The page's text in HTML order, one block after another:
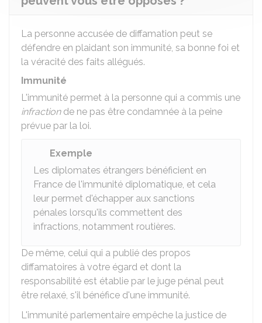
La personne accusée de diffamation peut se
défendre en plaidant son immunité, sa bonne foi et
la véracité des faits allégués.
Immunité
L'immunité permet à la personne qui a commis une
infractionde ne pas être condamnée à la peine
prévue par la loi.
Exemple
Les diplomates étrangers bénéficient en
France de l'immunité diplomatique, et cela
leur permet d'échapper aux sanctions
pénales lorsqu'ils commettent des
infractions, notamment routières.
De même, celui qui a publié des propos
diffamatoires à votre égard et dont la
responsabilité est établie par le juge pénal peut
être relaxé, s'il bénéfice d'une immunité.
L'immunité parlementaire empêche la justice de